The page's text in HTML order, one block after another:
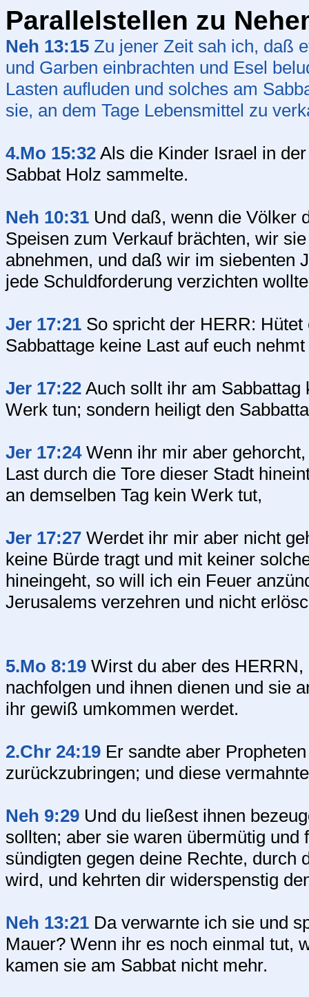
Parallelstellen zu
Neh 13:15 Zu jener Zeit sah ich, daß
und Garben einbrachten und Esel
Lasten aufluden und solches am
sie, an dem Tage Lebensmittel zu
4.Mo 15:32 Als die Kinder Israel in
Sabbat Holz sammelte.
Neh 10:31 Und daß, wenn die Völker
Speisen zum Verkauf brächten, wir
abnehmen, und daß wir im siebenten
jede Schuldforderung verzichten
Jer 17:21 So spricht der HERR:
Sabbattage keine Last auf euch
Jer 17:22 Auch sollt ihr am
Werk tun; sondern heiligt den
Jer 17:24Wenn ihr mir aber
Last durch die Tore dieser Stadt
an demselben Tag kein Werk tut,
Jer 17:27 Werdet ihr mir aber nicht
keine Bürde tragt und mit keiner
hineingeht, so will ich ein Feuer
Jerusalems verzehren und nicht
5.Mo 8:19 Wirst du aber des
nachfolgen und ihnen dienen und sie
ihr gewiß umkommen werdet.
2.Chr 24:19 Er sandte aber
zurückzubringen; und diese
Neh 9:29 Und du ließest ihnen
sollten; aber sie waren übermütig und
sündigten gegen deine Rechte, durch
wird, und kehrten dir widerspenstig
Neh 13:21 Da verwarnte ich sie und
Mauer? Wenn ihr es noch einmal tut,
kamen sie am Sabbat nicht mehr.